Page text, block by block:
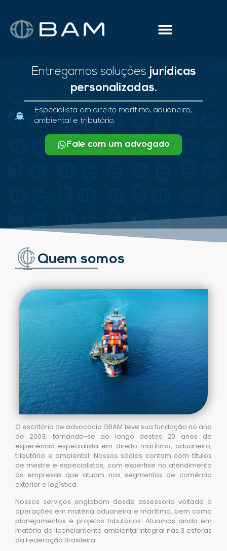
Entregamos soluções jurídicas
personalizadas.
Especialista em direito marítimo, aduaneiro,
ambiental e tributário.
Fale com um advogado
Quem somos
O escritório de advocacia GBAM teve sua fundação no ano
de 2003, tornando-se ao longo destes 20 anos de
experiência especialista em direito marítimo, aduaneiro,
tributário e ambiental. Nossos sócios contam com títulos
de mestre e especialistas, com expertise no atendimento
às empresas que atuam nos segmentos de comércio
exterior e logística.
Nossos serviços englobam desde assessoria voltada a
operações em matéria aduaneira e marítima, bem como
planejamentos e projetos tributários. Atuamos ainda em
matéria de licenciamento ambiental integral nas 3 esferas
da Federação Brasileira.